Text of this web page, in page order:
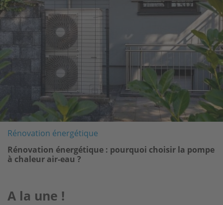
Rénovation énergétique
Rénovation énergétique : pourquoi choisir la pompe
à chaleur air-eau ?
A la une !